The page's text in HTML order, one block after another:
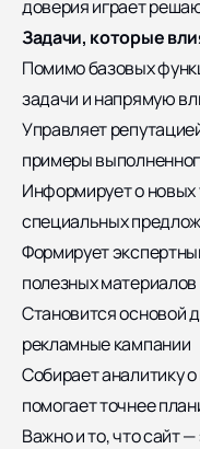
доверия играет
Задачи, которые
Помимо базовых
задачи и напрямую
Управляет
примеры
Информирует о новых
специальных
Формирует
полезных материалов
Становится основой
рекламные кампании
Собирает аналитику
помогает точнее
Важно и то, что сайт